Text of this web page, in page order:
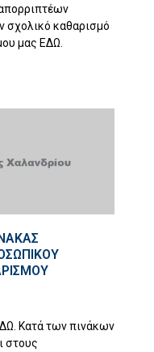
σχολικό καθαρισμό
μας ΕΔΩ.
Κατά των πινάκων
στους